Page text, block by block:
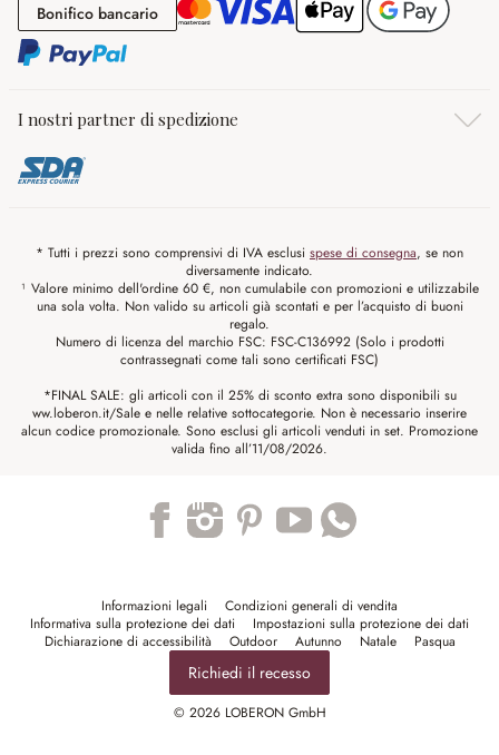
Bonifico bancarioBonifico bancario
I nostri partner di spedizione
* Tutti i prezzi sono comprensivi di IVA esclusi spese di consegna, se non
diversamente indicato.
¹ Valore minimo dell'ordine 60 €, non cumulabile con promozioni e utilizzabile
una sola volta. Non valido su articoli già scontati e per l’acquisto di buoni
regalo.
Numero di licenza del marchio FSC: FSC-C136992 (Solo i prodotti
contrassegnati come tali sono certificati FSC)
*FINAL SALE: gli articoli con il 25% di sconto extra sono disponibili su
ww.loberon.it/Sale e nelle relative sottocategorie. Non è necessario inserire
alcun codice promozionale. Sono esclusi gli articoli venduti in set. Promozione
valida fino all’11/08/2026.
Informazioni legali
Condizioni generali di vendita
Informativa sulla protezione dei dati
Impostazioni sulla protezione dei dati
Dichiarazione di accessibilità
Outdoor Autunno Natale Pasqua
Richiedi il recesso
© 2026 LOBERON GmbH